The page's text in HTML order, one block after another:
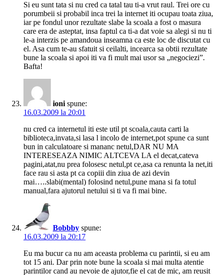
Si eu sunt tata si nu cred ca tatal tau ti-a vrut raul. Trei ore cu
porumbeii si probabil inca trei la internet iti ocupau toata ziua,
iar pe fondul unor rezultate slabe la scoala a fost o masura
care era de asteptat, insa faptul ca ti-a dat voie sa alegi si nu ti
le-a interzis pe amandoua inseamna ca este loc de discutat cu
el. Asa cum te-au sfatuit si ceilalti, incearca sa obtii rezultate
bune la scoala si apoi iti va fi mult mai usor sa „negociezi”.
Bafta!
ioni spune:
16.03.2009 la 20:01
nu cred ca internetul iti este util pt scoala,cauta carti la
biblioteca,invata,si lasa l incolo de internet,pot spune ca sunt
bun in calculatoare si mananc netul,DAR NU MA
INTERESEAZA NIMIC ALTCEVA LA el decat,cateva
pagini,atat,nu prea folosesc netul,pt ce,asa ca renunta la net,iti
face rau si asta pt ca copiii din ziua de azi devin
mai…..slabi(mental) folosind netul,pune mana si fa totul
manual,fara ajutorul netului si ti va fi mai bine.
Bobbby spune:
16.03.2009 la 20:17
Eu ma bucur ca nu am aceasta problema cu parintii, si eu am
tot 15 ani. Dar prin note bune la scoala si mai multa atentie
parintilor cand au nevoie de ajutor,fie el cat de mic, am reusit